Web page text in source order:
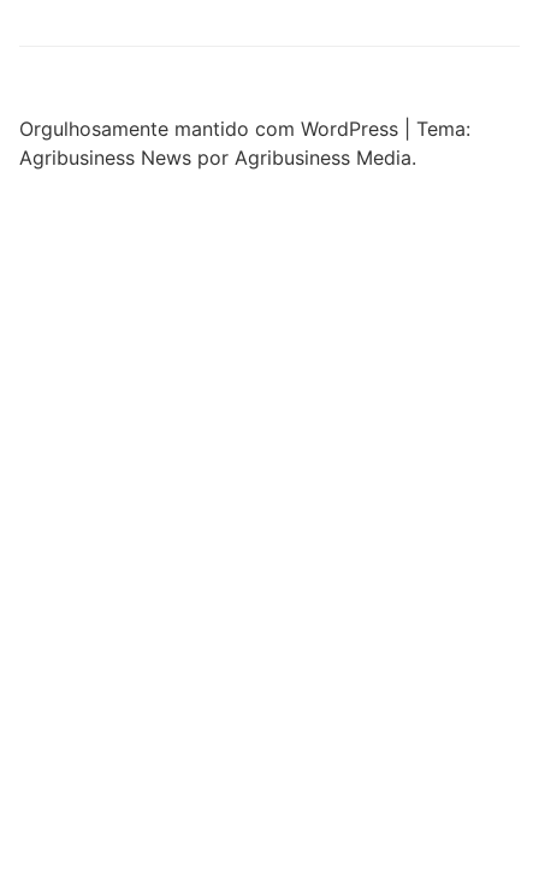
Orgulhosamente mantido com WordPress
Tema:
Agribusiness News por Agribusiness Media.